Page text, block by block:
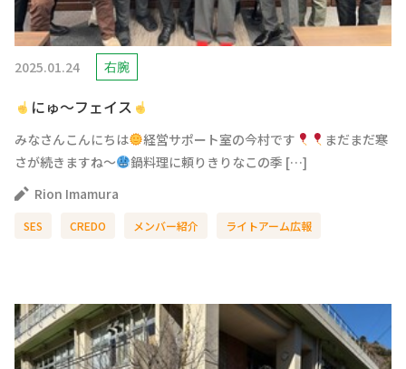
2025.01.24 右腕
にゅ～フェイス
みなさんこんにちは 経営サポート室の今村です
まだまだ寒
さが続きますね～
鍋料理に頼りきりなこの季 […]
Rion Imamura
SES CREDO メンバー紹介 ライトアーム広報